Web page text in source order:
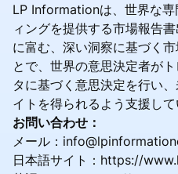
LP Informationは、世界な
ィングを提供する市場報告
に富む、深い洞察に基づく
とで、世界の意思決定者が
タに基づく意思決定を行い
イトを得られるよう支援して
お問い合わせ：
メール：
日本語サイト：https://